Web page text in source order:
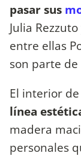
pasar sus
Julia
entre ellas
son parte
El interior de
línea
madera
personales